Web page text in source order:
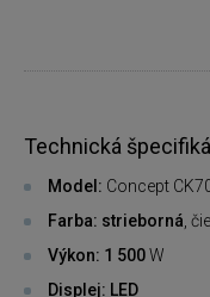
Technická
Model: Concept
Farba: strieborná ,
Výkon: 1 500W
Displej: LED